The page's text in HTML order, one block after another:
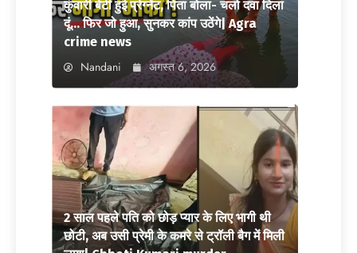
कुंवारी बेटी हुई प्रेग्नेंट, पिता बोला- चलो दवा दिला
दूं… फिर जो हुआ, सुनकर कांप उठेंगे| Agra
crime news
Nandani अगस्त 6, 2026
2 साल पहले पति को छोड़ प्यार के लिए भागी थी
छोटी, अब उसी प्रेमी के कमरे से ट्रॉली बैग में मिली